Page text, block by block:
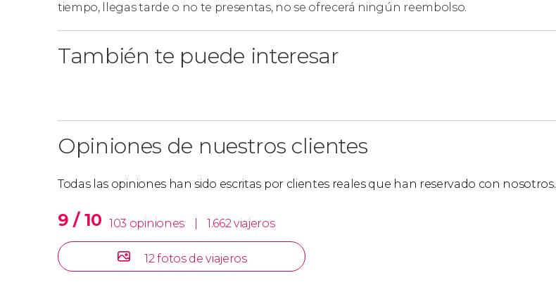
tiempo, llegas tarde o no te presentas, no se ofrecerá ningún reembolso.
También te puede interesar
Opiniones de nuestros clientes
Todas las opiniones han sido escritas por clientes reales que han reservado con nosotros.
9 / 10 103 opiniones 1.662 viajeros
12 fotos de viajeros